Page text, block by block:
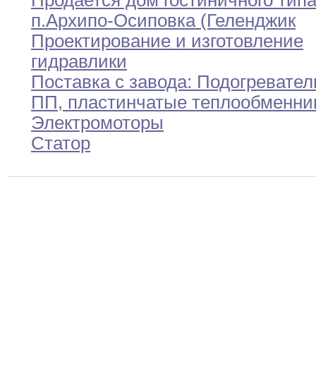
п.Архипо-Осиповка (Геленджик
Проектирование и изготовление
гидравлики
Поставка с завода:
ПП, пластинчатые
Электромоторы
Статор